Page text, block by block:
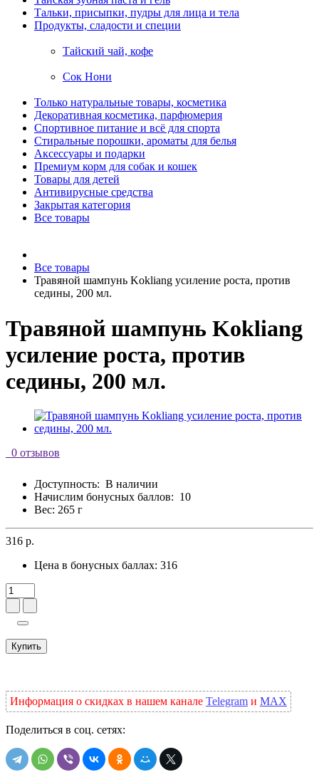
Тальки, присыпки, пудры для лица и тела
Продукты, сладости и специи
Тайский чай, кофе
Сок Нони
Только натуральные товары, косметика
Декоративная косметика, парфюмерия
Спортивное питание и всё для спорта
Стиральные порошки, ароматы для белья
Аксессуары и подарки
Премиум корм для собак и кошек
Товары для детей
Антивирусные средства
Закрытая категория
Все товары
Все товары
Травяной шампунь Kokliang усиление роста, против
седины, 200 мл.
Травяной шампунь Kokliang
усиление роста, против
седины, 200 мл.
0 отзывов
Доступность: В наличии
Начислим бонусных баллов: 10
Вес: 265 г
316 р.
Цена в бонусных баллах: 316
Купить
Информация о скидках в нашем канале Telegram и MAX
Поделиться в соц. сетях: